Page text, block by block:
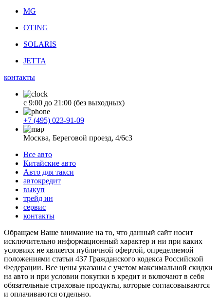
MG
OTING
SOLARIS
JETTA
контакты
с 9:00 до 21:00 (без выходных)
+7 (495) 023-91-09
Москва, Береговой проезд, 4/6с3
Все авто
Китайские авто
Авто для такси
автокредит
выкуп
трейд ин
сервис
контакты
Обращаем Ваше внимание на то, что данный сайт носит
исключительно информационный характер и ни при каких
условиях не является публичной офертой, определяемой
положениями статьи 437 Гражданского кодекса Российской
Федерации. Все цены указаны с учетом максимальной скидки
на авто и при условии покупки в кредит и включают в себя
обязательные страховые продукты, которые согласовываются
и оплачиваются отдельно.